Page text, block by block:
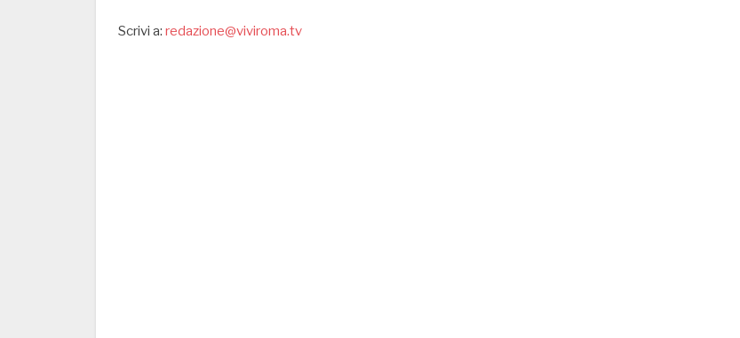
Scrivi a: redazione@viviroma.tv